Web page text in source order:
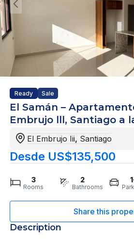
Ready Sale
El Samán –
Embrujo lll, Santiago a
El Embrujo Iii, Santiago
Desde US$135,500
3
Rooms
2
Bathrooms
Description